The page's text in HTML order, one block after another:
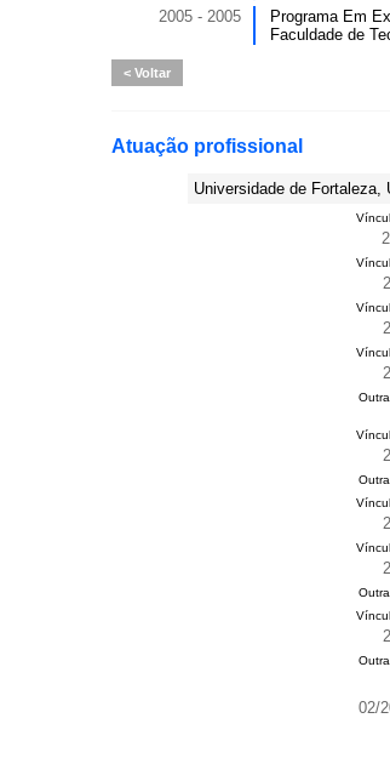
2005 - 2005
Programa Em
Faculdade de
Voltar
Atuação profissional
Universidade de Fortaleza,
02/